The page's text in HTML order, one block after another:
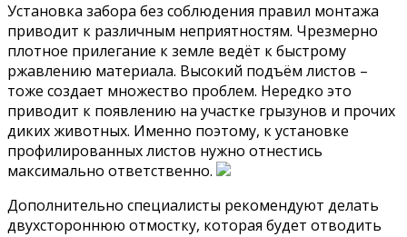
Установка забора без соблюдения правил монтажа
приводит к различным неприятностям. Чрезмерно
плотное прилегание к земле ведёт к быстрому
ржавлению материала. Высокий подъём листов –
тоже создает множество проблем. Нередко это
приводит к появлению на участке грызунов и прочих
диких животных. Именно поэтому, к установке
профилированных листов нужно отнестись
максимально ответственно.
Дополнительно специалисты рекомендуют делать
двухстороннюю отмостку, которая будет отводить